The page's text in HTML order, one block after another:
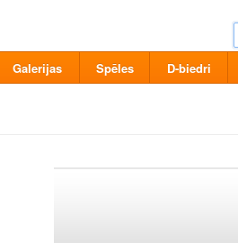
Galerijas Spēles D-biedri